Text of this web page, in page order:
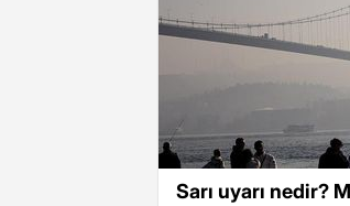
Sarı uyarı nedir?